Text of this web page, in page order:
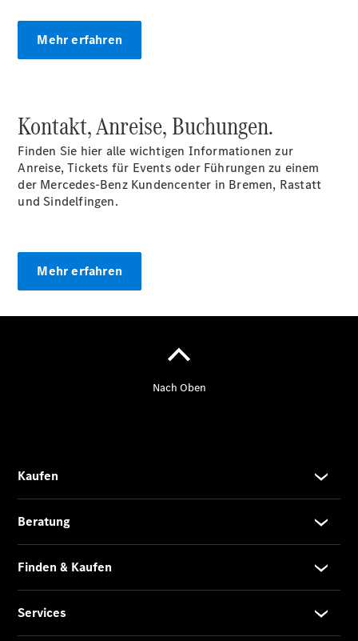
Der neue
GLC SUV –
elektrisch
GLE Coupé
Mercedes-
Maybach
GLS
G-Klasse
Shooting
Shooting
Mehr erfahren
Kontakt, Anreise, Buchungen.
Finden Sie hier alle wichtigen Informationen zur
Anreise, Tickets für Events oder Führungen zu einem
der Mercedes-Benz Kundencenter in Bremen, Rastatt
und Sindelfingen.
Mehr erfahren